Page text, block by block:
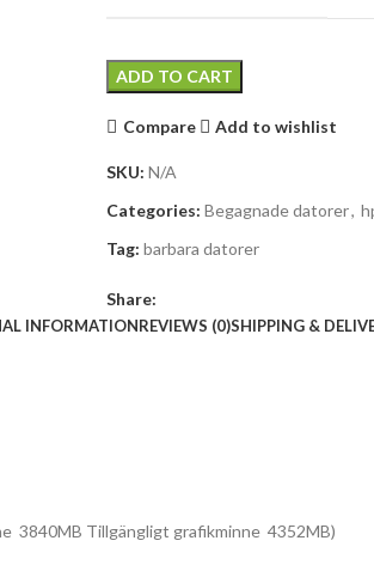
ADD TO CART
Compare Add to wishlist
SKU: N/A
Categories: Begagnade datorer,
Tag: barbara datorer
Share:
INFORMATIONREVIEWS (0)SHIPPING &
3840MB Tillgängligt grafikminne 4352MB)